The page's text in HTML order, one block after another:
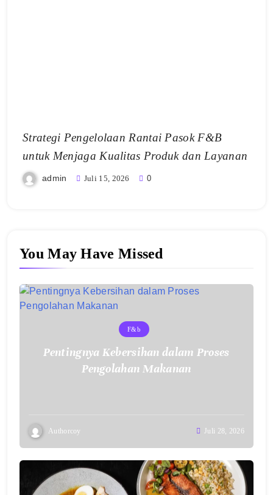
Strategi Pengelolaan Rantai Pasok F&B
untuk Menjaga Kualitas Produk dan Layanan
admin Juli 15, 2026 0
You May Have Missed
F&b
Pentingnya Kebersihan dalam Proses
Pengolahan Makanan
Authorcoy Juli 28, 2026